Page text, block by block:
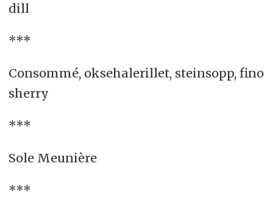
dill
***
Consommé, oksehalerillet, steinsopp, fino
sherry
***
Sole Meunière
***